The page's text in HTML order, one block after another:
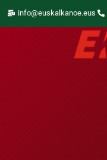
info@euskalkanoe.eus